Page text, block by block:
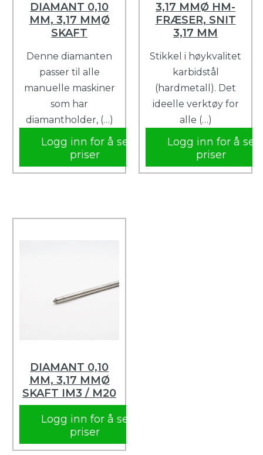
DIAMANT 0,10
MM, 3,17 MMØ
SKAFT
Denne diamanten
passer til alle
manuelle maskiner
som har
diamantholder, (…)
Logg inn for å se
priser
3,17 MMØ HM-
FRÆSER, SNIT
3,17 MM
Stikkel i høykvalitet
karbidstål
(hardmetall). Det
ideelle verktøy for
alle (…)
Logg inn for å se
priser
DIAMANT 0,10
MM, 3,17 MMØ
SKAFT IM3 / M20
Logg inn for å se
priser